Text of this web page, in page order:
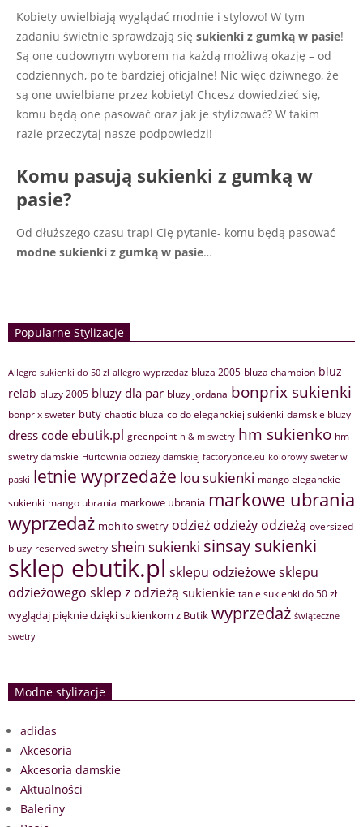
Kobiety uwielbiają wyglądać modnie i stylowo! W tym
zadaniu świetnie sprawdzają się sukienki z gumką w pasie!
Są one cudownym wyborem na każdą możliwą okazję – od
codziennych, po te bardziej oficjalne! Nic więc dziwnego, że
są one uwielbiane przez kobiety! Chcesz dowiedzieć się,
komu będą one pasować oraz jak je stylizować? W takim
razie przeczytaj nasze podpowiedzi!
Komu pasują sukienki z gumką w
pasie?
Od dłuższego czasu trapi Cię pytanie- komu będą pasować
modne sukienki z gumką w pasie…
Popularne Stylizacje
Allegro sukienki do 50 zł allegro wyprzedaż bluza 2005 bluza champion bluz
relab bluzy 2005 bluzy dla par bluzy jordana bonprix sukienki
bonprix sweter buty chaotic bluza co do eleganckiej sukienki damskie bluzy
dress code ebutik.pl greenpoint h & m swetry hm sukienko hm
swetry damskie Hurtownia odzieży damskiej factoryprice.eu kolorowy sweter w
paski letnie wyprzedaże lou sukienki mango eleganckie
sukienki mango ubrania markowe ubrania markowe ubrania
wyprzedaż mohito swetry odzież odzieży odzieżą oversized
bluzy reserved swetry shein sukienki sinsay sukienki
sklep ebutik.pl sklepu odzieżowesklepu
odzieżowego sklep z odzieżą sukienkie tanie sukienki do 50 zł
wyglądaj pięknie dzięki sukienkom z Butik wyprzedaż świąteczne
swetry
Modne stylizacje
adidas
Akcesoria
Akcesoria damskie
Aktualności
Baleriny